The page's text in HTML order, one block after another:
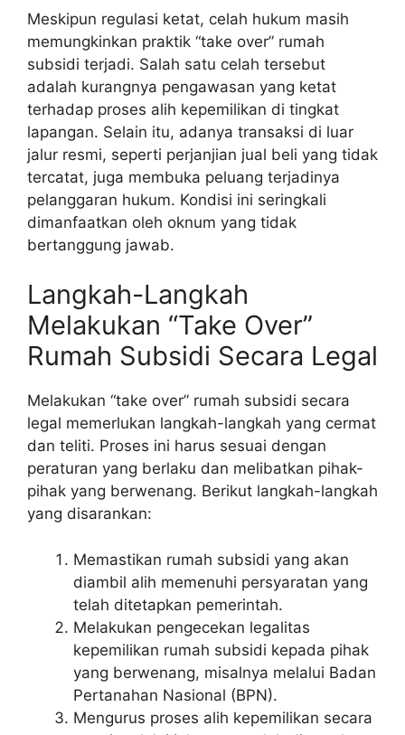
Meskipun regulasi ketat, celah hukum masih
memungkinkan praktik “take over” rumah
subsidi terjadi. Salah satu celah tersebut
adalah kurangnya pengawasan yang ketat
terhadap proses alih kepemilikan di tingkat
lapangan. Selain itu, adanya transaksi di luar
jalur resmi, seperti perjanjian jual beli yang tidak
tercatat, juga membuka peluang terjadinya
pelanggaran hukum. Kondisi ini seringkali
dimanfaatkan oleh oknum yang tidak
bertanggung jawab.
Langkah-Langkah
Melakukan “Take Over”
Rumah Subsidi Secara Legal
Melakukan “take over” rumah subsidi secara
legal memerlukan langkah-langkah yang cermat
dan teliti. Proses ini harus sesuai dengan
peraturan yang berlaku dan melibatkan pihak-
pihak yang berwenang. Berikut langkah-langkah
yang disarankan:
Memastikan rumah subsidi yang akan
diambil alih memenuhi persyaratan yang
telah ditetapkan pemerintah.
Melakukan pengecekan legalitas
kepemilikan rumah subsidi kepada pihak
yang berwenang, misalnya melalui Badan
Pertanahan Nasional (BPN).
Mengurus proses alih kepemilikan secara